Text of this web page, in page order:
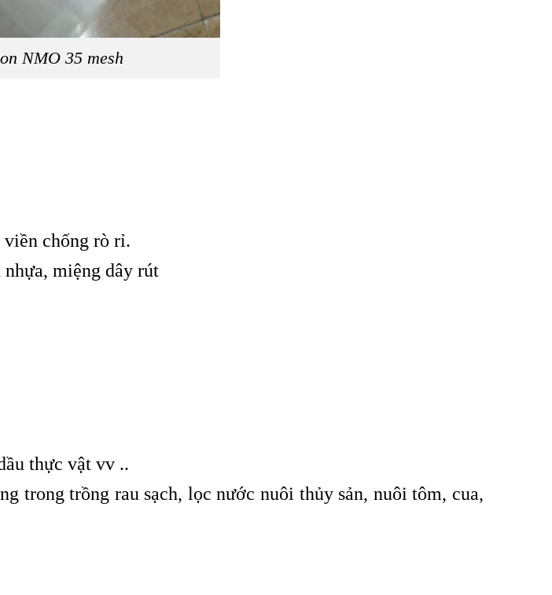
NMO 35 mesh
viền chống rò rỉ.
miệng dây rút
thực vật vv ..
trong trồng rau sạch, lọc nước nuôi thủy sản, nuôi tôm, cua,